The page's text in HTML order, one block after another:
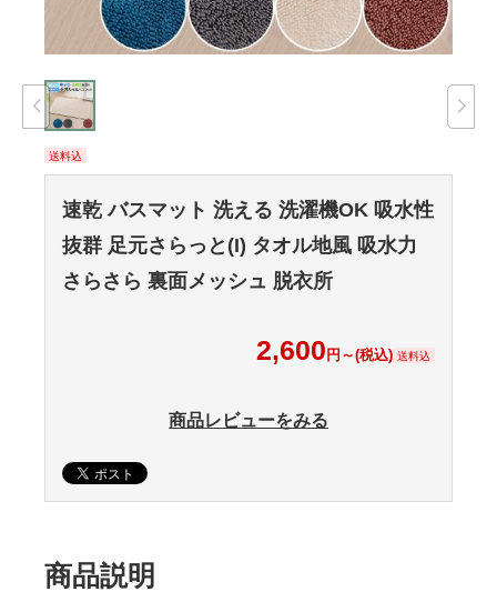
送料込
速乾 バスマット 洗える 洗濯機OK 吸水性
抜群 足元さらっと(I) タオル地風 吸水力
さらさら 裏面メッシュ 脱衣所
2,600 円～(税込) 送料込
商品レビューをみる
商品説明